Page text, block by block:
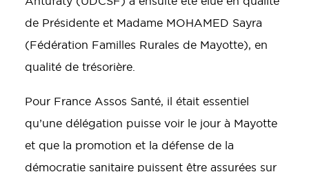
de Présidente et Madame MOHAMED Sayra
(Fédération Familles Rurales de Mayotte), en
qualité de trésorière.
Pour France Assos Santé, il était essentiel
qu’une délégation puisse voir le jour à Mayotte
et que la promotion et la défense de la
démocratie sanitaire puissent être assurées sur